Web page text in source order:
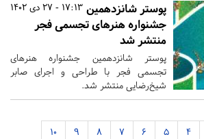
17:13 - 27 دی 1402 پوستر شانزدهمین
جشنواره هنرهای تجسمی فجر
منتشر شد
پوستر شانزدهمین جشنواره هنرهای
تجسمی فجر با طراحی و اجرای صابر
شیخ‌رضایی منتشر شد.
4
5
6
7
8
9
10